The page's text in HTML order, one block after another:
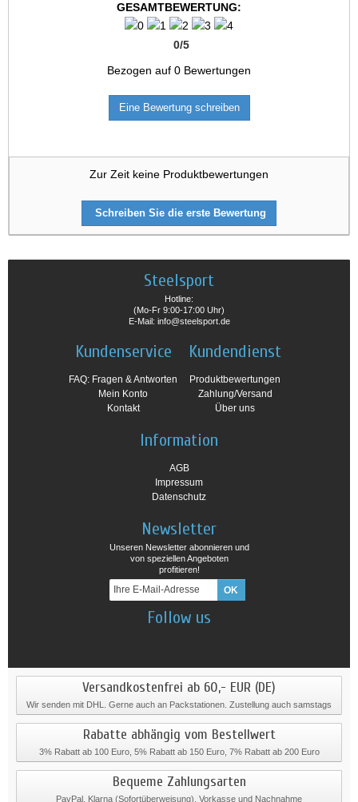
GESAMTBEWERTUNG:
0/5
Bezogen auf 0 Bewertungen
Eine Bewertung schreiben
Zur Zeit keine Produktbewertungen
Schreiben Sie die erste Bewertung
Steelsport
Hotline:
(Mo-Fr 9:00-17:00 Uhr)
E-Mail: info@steelsport.de
Kundenservice
FAQ: Fragen & Antworten
Mein Konto
Kontakt
Kundendienst
Produktbewertungen
Zahlung/Versand
Über uns
Information
AGB
Impressum
Datenschutz
Newsletter
Unseren Newsletter abonnieren und
von speziellen Angeboten
profitieren!
Follow us
Versandkostenfrei ab 60,- EUR (DE)
Wir senden mit DHL. Gerne auch an Packstationen. Zustellung auch samstags
Rabatte abhängig vom Bestellwert
3% Rabatt ab 100 Euro, 5% Rabatt ab 150 Euro, 7% Rabatt ab 200 Euro
Bequeme Zahlungsarten
PayPal, Klarna (Sofortüberweisung), Vorkasse und Nachnahme